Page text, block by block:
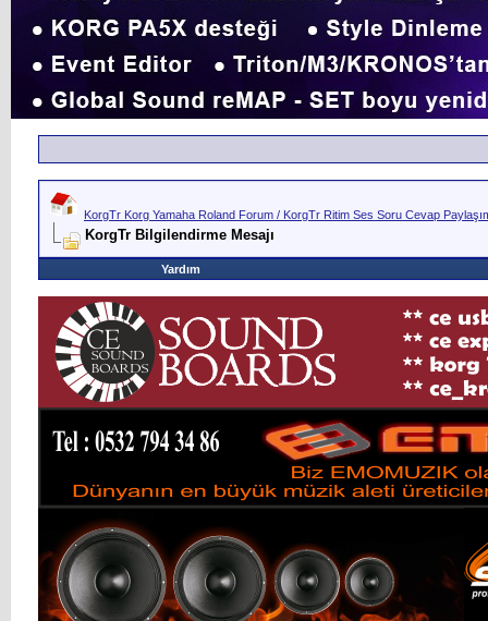
KorgTr Korg Yamaha Roland Forum / KorgTr Ritim Ses Soru Cevap
KorgTr Bilgilendirme Mesajı
Yardım